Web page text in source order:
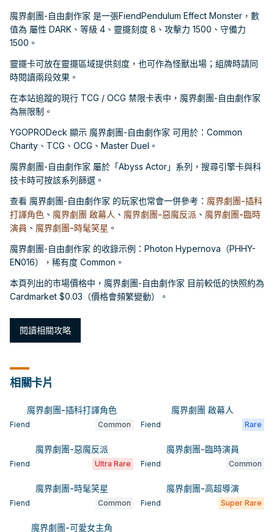
魔界劇團-自由劇作家 是一張FiendPendulum Effect Monster，數
值為 屬性 DARK、等級 4、靈擺刻度 8、攻擊力 1500、守備力
1500。
靈擺卡可放在靈擺區域提供刻度，也可作為怪獸出場；組牌時請同
時閱讀兩段效果。
在本站追蹤的現行 TCG / OCG 禁限卡表中，魔界劇團-自由劇作家
為無限制。
YGOPRODeck 顯示 魔界劇團-自由劇作家 可用於：Common
Charity、TCG、OCG、Master Duel。
魔界劇團-自由劇作家 屬於「Abyss Actor」系列，搜尋引擎卡與科
技卡時可按該系列篩選。
查看 魔界劇團-自由劇作家 的玩家也常會一併參考： 魔界劇團-插科
打諢角色 、 魔界劇團 啟幕人 、 魔界劇團-惡魔反派 、 魔界劇團-臨時
演員 、 魔界劇團-時髦笑星 。
魔界劇團-自由劇作家 的收錄示例：Photon Hypernova（PHHY-
EN016），稀有度 Common。
本頁列出的市場價格中，魔界劇團-自由劇作家 目前較低的快照約為
Cardmarket $0.03（價格會頻繁變動）。
閱讀相關攻略
相關卡片
魔界劇團-插科打諢角色
Fiend Common
魔界劇團 啟幕人
Fiend Rare
魔界劇團-惡魔反派
Fiend Ultra Rare
魔界劇團-臨時演員
Fiend Common
魔界劇團-時髦笑星
Fiend Common
魔界劇團-高超導演
Fiend Super Rare
魔界劇團-可愛女主角